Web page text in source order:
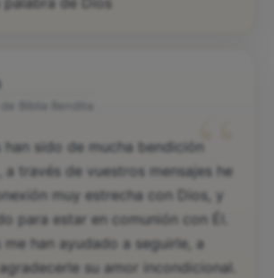
“
han sido de mucha bendición
a través de vuestros mensajes he
muy estrecha con Dios, y
para estar en comunión con Él.
me han ayudado a seguirle, a
su amor incondicional.